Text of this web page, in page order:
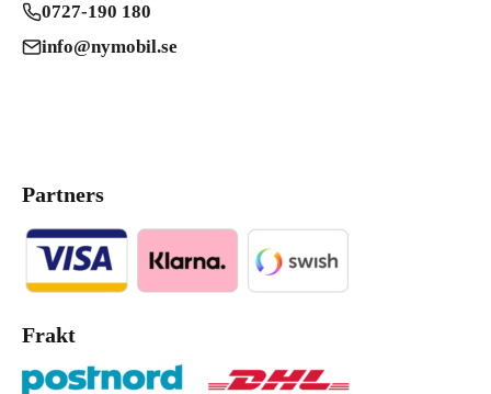
0727-190 180
info@nymobil.se
Partners
Frakt